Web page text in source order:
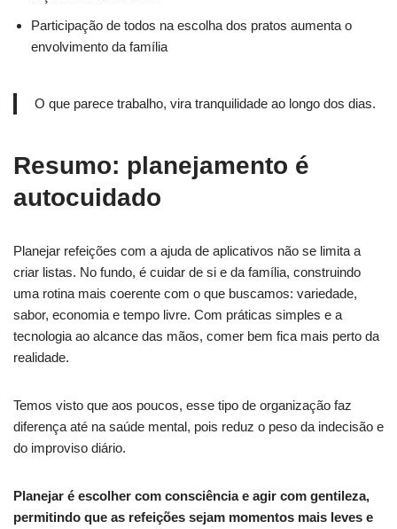
Participação de todos na escolha dos pratos aumenta o
envolvimento da família
O que parece trabalho, vira tranquilidade ao longo dos dias.
Resumo: planejamento é
autocuidado
Planejar refeições com a ajuda de aplicativos não se limita a
criar listas. No fundo, é cuidar de si e da família, construindo
uma rotina mais coerente com o que buscamos: variedade,
sabor, economia e tempo livre. Com práticas simples e a
tecnologia ao alcance das mãos, comer bem fica mais perto da
realidade.
Temos visto que aos poucos, esse tipo de organização faz
diferença até na saúde mental, pois reduz o peso da indecisão e
do improviso diário.
Planejar é escolher com consciência e agir com gentileza,
permitindo que as refeições sejam momentos mais leves e